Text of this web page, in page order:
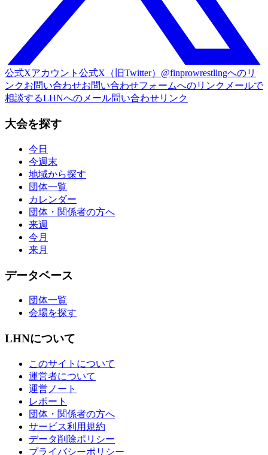
公式Xアカウント 公式X（旧Twitter）@finprowrestlingへのリ
ンクお問い合わせお問い合わせフォームへのリンク メールで
相談するLHNへのメール問い合わせリンク
大会を探す
今日
今週末
地域から探す
団体一覧
カレンダー
団体・関係者の方へ
来週
今月
来月
データベース
団体一覧
会場を探す
LHNについて
このサイトについて
運営者について
運営ノート
レポート
団体・関係者の方へ
サービス利用規約
データ削除ポリシー
プライバシーポリシー